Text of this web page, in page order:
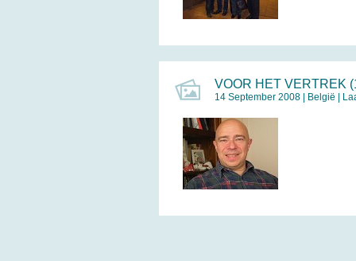
VOOR HET VERTREK
14 September 2008 | België |